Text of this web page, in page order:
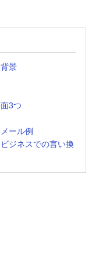
景
3つ
ール例
ジネスでの言い換